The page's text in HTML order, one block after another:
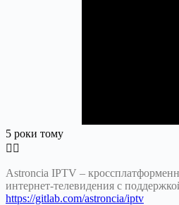
5 роки тому
Astroncia IPTV –
интернет-телевидения с
https://gitlab.com/astroncia/iptv